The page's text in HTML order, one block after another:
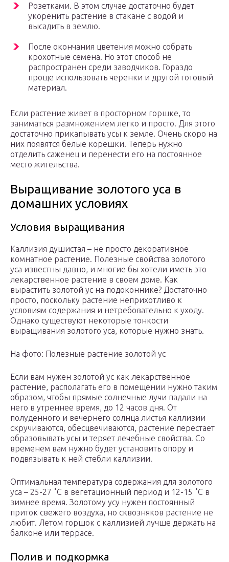
Розетками. В этом случае достаточно будет
укоренить растение в стакане с водой и
высадить в землю.
После окончания цветения можно собрать
крохотные семена. Но этот способ не
распространен среди заводчиков. Гораздо
проще использовать черенки и другой готовый
материал.
Если растение живет в просторном горшке, то
заниматься размножением легко и просто. Для этого
достаточно прикапывать усы к земле. Очень скоро на
них появятся белые корешки. Теперь нужно
отделить саженец и перенести его на постоянное
место жительства.
Выращивание золотого уса в
домашних условиях
Условия выращивания
Каллизия душистая – не просто декоративное
комнатное растение. Полезные свойства золотого
уса известны давно, и многие бы хотели иметь это
лекарственное растение в своем доме. Как
вырастить золотой ус на подоконнике? Достаточно
просто, поскольку растение неприхотливо к
условиям содержания и нетребовательно к уходу.
Однако существуют некоторые тонкости
выращивания золотого уса, которые нужно знать.
На фото: Полезные растение золотой ус
Если вам нужен золотой ус как лекарственное
растение, располагать его в помещении нужно таким
образом, чтобы прямые солнечные лучи падали на
него в утреннее время, до 12 часов дня. От
полуденного и вечернего солнца листья каллизии
скручиваются, обесцвечиваются, растение перестает
образовывать усы и теряет лечебные свойства. Со
временем вам нужно будет установить опору и
подвязывать к ней стебли каллизии.
Оптимальная температура содержания для золотого
уса – 25-27 ˚C в вегетационный период и 12-15 ˚C в
зимнее время. Золотому усу нужен постоянный
приток свежего воздуха, но сквозняков растение не
любит. Летом горшок с каллизией лучше держать на
балконе или террасе.
Полив и подкормка